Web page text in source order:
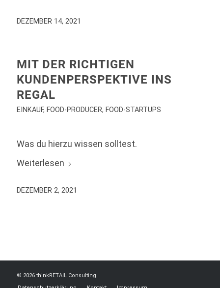
DEZEMBER 14, 2021
MIT DER RICHTIGEN
KUNDENPERSPEKTIVE INS
REGAL
EINKAUF, FOOD-PRODUCER, FOOD-STARTUPS
Was du hierzu wissen solltest.
Weiterlesen
DEZEMBER 2, 2021
© 2026 thinkRETAIL Consulting